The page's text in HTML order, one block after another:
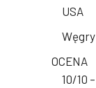
USA
Węgry
OCENA
10/10